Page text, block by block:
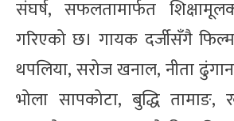
संघर्ष, सफलतामार्फत
गरिएको छ। गायक दर्जीसँगै
थपलिया, सरोज खनाल, नीता
भोला सापकोटा, बुद्धि तामाङ,